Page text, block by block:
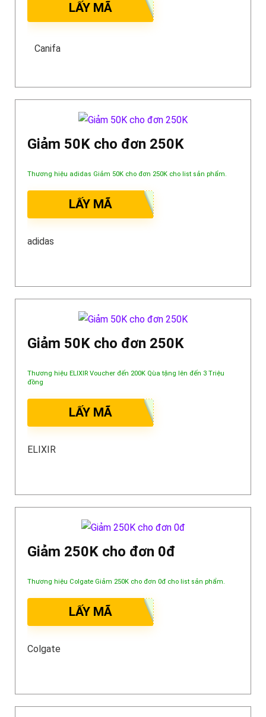
LẤY MÃ
Canifa
Giảm 50K cho đơn 250K
Thương hiệu adidas Giảm 50K cho đơn 250K cho list sản phẩm.
LẤY MÃ
adidas
Giảm 50K cho đơn 250K
Thương hiệu ELIXIR Voucher đến 200K Qùa tặng lên đến 3 Triệu
đồng
LẤY MÃ
ELIXIR
Giảm 250K cho đơn 0đ
Thương hiệu Colgate Giảm 250K cho đơn 0đ cho list sản phẩm.
LẤY MÃ
Colgate